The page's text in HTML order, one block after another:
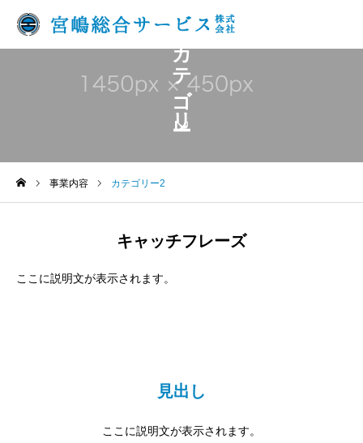
カテゴリー2
事業内容 カテゴリー2
キャッチフレーズ
ここに説明文が表示されます。
見出し
ここに説明文が表示されます。